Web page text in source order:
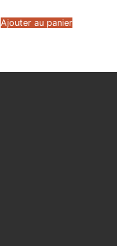
Ajouter au panier